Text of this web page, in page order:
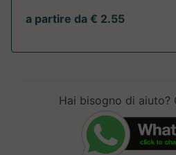
a partire da € 2.55
Hai bisogno di aiuto?